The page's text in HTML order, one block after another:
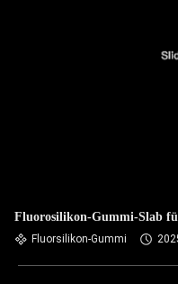
Fluorosilikon-Gummi-Slab
Fluorsilikon-Gummi